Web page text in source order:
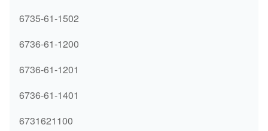
6735-61-1502
6736-61-1200
6736-61-1201
6736-61-1401
6731621100